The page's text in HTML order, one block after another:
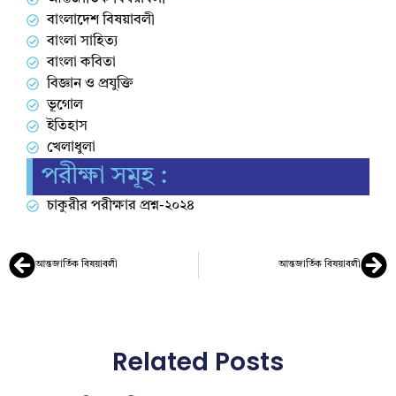
বাংলাদেশ বিষয়াবলী
বাংলা সাহিত্য
বাংলা কবিতা
বিজ্ঞান ও প্রযুক্তি
ভূগোল
ইতিহাস
খেলাধুলা
পরীক্ষা সমূহ :
চাকুরীর পরীক্ষার প্রশ্ন-২০২৪
আন্তজার্তিক বিষয়াবলী আন্তজার্তিক বিষয়াবলী
Related Posts